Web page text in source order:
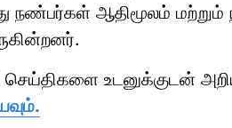
நண்பர்கள் ஆதிமூலம் மற்றும்
உடனுக்குடன்